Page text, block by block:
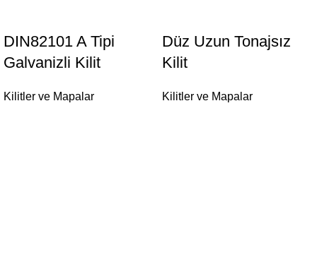
DIN82101 A Tipi
Galvanizli Kilit
Kilitler ve Mapalar
Düz Uzun Tonajsız
Kilit
Kilitler ve Mapalar